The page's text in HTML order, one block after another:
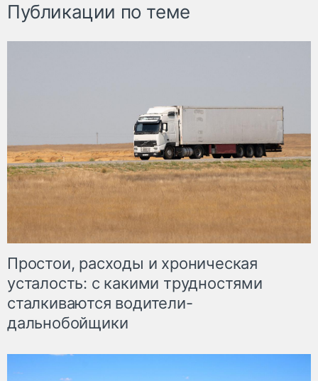
Публикации по теме
Простои, расходы и хроническая
усталость: с какими трудностями
сталкиваются водители-
дальнобойщики